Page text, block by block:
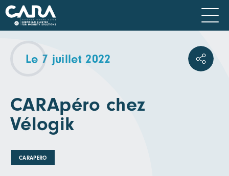
Le 7 juillet 2022
CARApéro chez
Vélogik
CARAPERO